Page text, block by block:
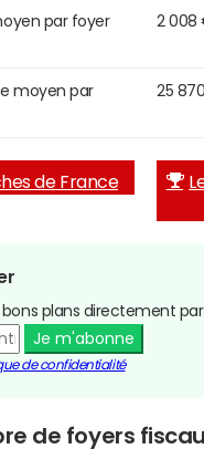
par foyer
2 008
moyen par
25
de France
bons plans directement
Je m'abonne
de confidentialité
de foyers